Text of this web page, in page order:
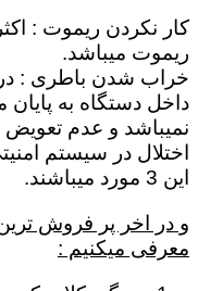
کار نکردن ریموت :
ریموت میباشد.
خراب شدن باطری : در
نمیباشد و عدم
اختلال در سیستم
این 3 مورد میباشند.
و در اخر پر فروش
معرفی میکنیم :